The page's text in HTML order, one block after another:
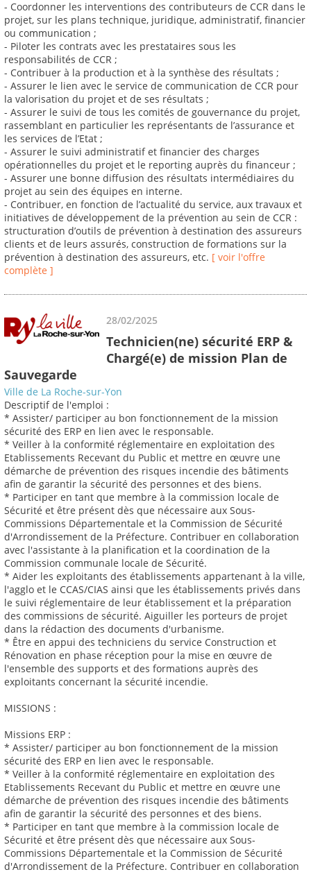
- Coordonner les interventions des contributeurs de CCR dans le
projet, sur les plans technique, juridique, administratif, financier
ou communication ;
- Piloter les contrats avec les prestataires sous les
responsabilités de CCR ;
- Contribuer à la production et à la synthèse des résultats ;
- Assurer le lien avec le service de communication de CCR pour
la valorisation du projet et de ses résultats ;
- Assurer le suivi de tous les comités de gouvernance du projet,
rassemblant en particulier les représentants de l’assurance et
les services de l’Etat ;
- Assurer le suivi administratif et financier des charges
opérationnelles du projet et le reporting auprès du financeur ;
- Assurer une bonne diffusion des résultats intermédiaires du
projet au sein des équipes en interne.
- Contribuer, en fonction de l’actualité du service, aux travaux et
initiatives de développement de la prévention au sein de CCR :
structuration d’outils de prévention à destination des assureurs
clients et de leurs assurés, construction de formations sur la
prévention à destination des assureurs, etc. [ voir l'offre
complète ]
28/02/2025
Technicien(ne) sécurité ERP &
Chargé(e) de mission Plan de
Sauvegarde
Ville de La Roche-sur-Yon
Descriptif de l'emploi :
* Assister/ participer au bon fonctionnement de la mission
sécurité des ERP en lien avec le responsable.
* Veiller à la conformité réglementaire en exploitation des
Etablissements Recevant du Public et mettre en œuvre une
démarche de prévention des risques incendie des bâtiments
afin de garantir la sécurité des personnes et des biens.
* Participer en tant que membre à la commission locale de
Sécurité et être présent dès que nécessaire aux Sous-
Commissions Départementale et la Commission de Sécurité
d'Arrondissement de la Préfecture. Contribuer en collaboration
avec l'assistante à la planification et la coordination de la
Commission communale locale de Sécurité.
* Aider les exploitants des établissements appartenant à la ville,
l'agglo et le CCAS/CIAS ainsi que les établissements privés dans
le suivi réglementaire de leur établissement et la préparation
des commissions de sécurité. Aiguiller les porteurs de projet
dans la rédaction des documents d'urbanisme.
* Être en appui des techniciens du service Construction et
Rénovation en phase réception pour la mise en œuvre de
l'ensemble des supports et des formations auprès des
exploitants concernant la sécurité incendie.
MISSIONS :
Missions ERP :
* Assister/ participer au bon fonctionnement de la mission
sécurité des ERP en lien avec le responsable.
* Veiller à la conformité réglementaire en exploitation des
Etablissements Recevant du Public et mettre en œuvre une
démarche de prévention des risques incendie des bâtiments
afin de garantir la sécurité des personnes et des biens.
* Participer en tant que membre à la commission locale de
Sécurité et être présent dès que nécessaire aux Sous-
Commissions Départementale et la Commission de Sécurité
d'Arrondissement de la Préfecture. Contribuer en collaboration